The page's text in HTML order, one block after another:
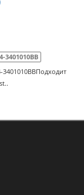
3401010BB